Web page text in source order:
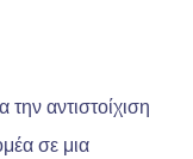
την αντιστοίχιση
σε μια